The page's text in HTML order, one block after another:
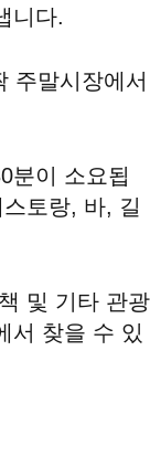
니다.
분이 소요됩
토랑, 바, 길
및 기타 관광
서 찾을 수 있